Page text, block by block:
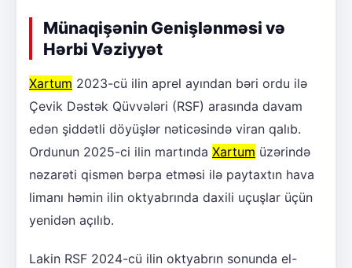
Münaqişənin Genişlənməsi və
Hərbi Vəziyyət
Xartum 2023-cü ilin aprel ayından bəri ordu ilə
Çevik Dəstək Qüvvələri (RSF) arasında davam
edən şiddətli döyüşlər nəticəsində viran qalıb.
Ordunun 2025-ci ilin martında Xartum üzərində
nəzarəti qismən bərpa etməsi ilə paytaxtın hava
limanı həmin ilin oktyabrında daxili uçuşlar üçün
yenidən açılıb.
Lakin RSF 2024-cü ilin oktyabrın sonunda el-